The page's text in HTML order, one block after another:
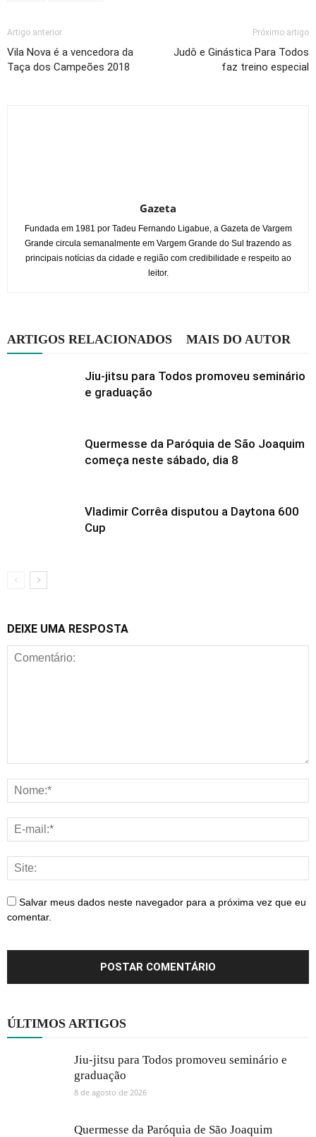
Artigo anterior
Vila Nova é a vencedora da
Taça dos Campeões 2018
Próximo artigo
Judô e Ginástica Para Todos
faz treino especial
Gazeta
Fundada em 1981 por Tadeu Fernando Ligabue, a Gazeta de Vargem
Grande circula semanalmente em Vargem Grande do Sul trazendo as
principais notícias da cidade e região com credibilidade e respeito ao
leitor.
ARTIGOS RELACIONADOS MAIS DO AUTOR
Jiu-jitsu para Todos promoveu seminário
e graduação
Quermesse da Paróquia de São Joaquim
começa neste sábado, dia 8
Vladimir Corrêa disputou a Daytona 600
Cup
DEIXE UMA RESPOSTA
Salvar meus dados neste navegador para a próxima vez que eu
comentar.
ÚLTIMOS ARTIGOS
Jiu-jitsu para Todos promoveu seminário e
graduação
8 de agosto de 2026
Quermesse da Paróquia de São Joaquim